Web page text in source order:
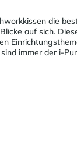
die
auf sich.
immer der i-